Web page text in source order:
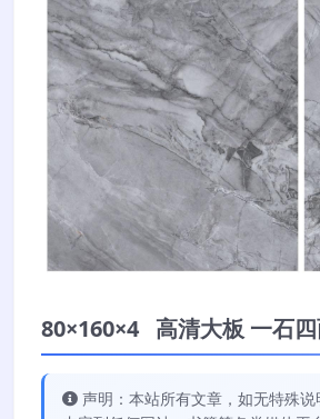
80×160×4 高清大板 一石
声明：本站所有文章，如无特殊